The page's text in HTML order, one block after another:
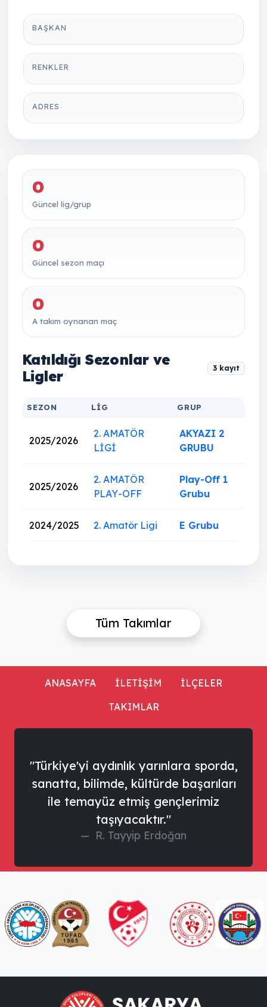
BAŞKAN
RENKLER
ADRES
0
Güncel lig/grup
0
Güncel sezon maçı
0
A takım oynanan maç
Katıldığı Sezonlar ve
Ligler
3 kayıt
SEZON LIG GRUP
2025/2026
2. AMATÖR
LİGİ
AKYAZI 2
GRUBU
2025/2026
2. AMATÖR
PLAY-OFF
Play-Off 1
Grubu
2024/2025 2. Amatör Ligi E Grubu
Tüm Takımlar
ANASAYFA İLETİŞİM
İLÇELER
TAKIMLAR
"Türkiye'yi aydınlık yarınlara sporda,
sanatta, bilimde, kültürde başarıları
ile temayüz etmiş gençlerimiz
taşıyacaktır."
R. Tayyip Erdoğan